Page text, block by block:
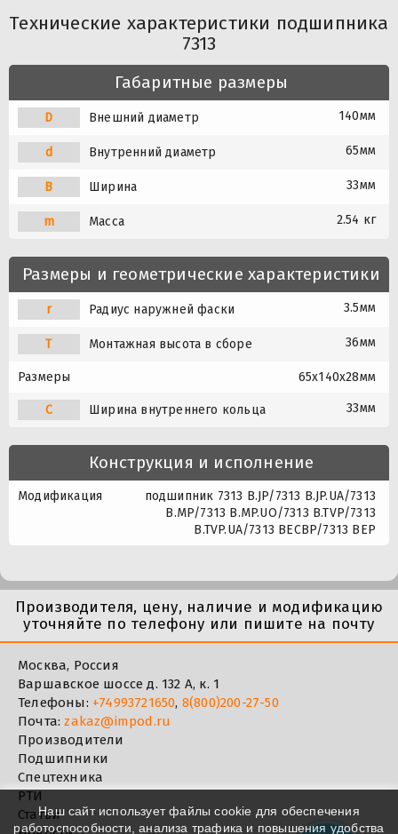
Технические характеристики подшипника
7313
Габаритные размеры
D Внешний диаметр 140мм
d Внутренний диаметр 65мм
B Ширина 33мм
m Масса 2.54 кг
Размеры и геометрические характеристики
r Радиус наружней фаски 3.5мм
T Монтажная высота в сборе 36мм
Размеры 65x140x28мм
C Ширина внутреннего кольца 33мм
Конструкция и исполнение
Модификация
подшипник 7313 B.JP/7313 B.JP.UA/7313
B.MP/7313 B.MP.UO/7313 B.TVP/7313
B.TVP.UA/7313 BECBP/7313 BEP
Производителя, цену, наличие и модификацию
уточняйте по телефону или пишите на почту
Москва, Россия
Варшавское шоссе д. 132 А, к. 1
Телефоны: +74993721650, 8(800)200-27-50
Почта:zakaz@impod.ru
Производители
Подшипники
Спецтехника
РТИ
СтатьиНаш сайт использует файлы cookie для обеспечения
работоспособности, анализа трафика и повышения удобства